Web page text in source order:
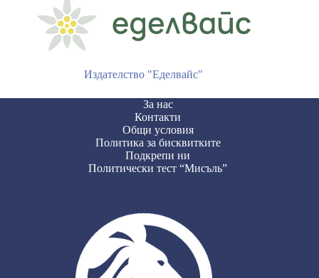
Издателство "Еделвайс"
За нас
Контакти
Общи условия
Политика за бисквитките
Подкрепи ни
Политически тест “Мисъль”